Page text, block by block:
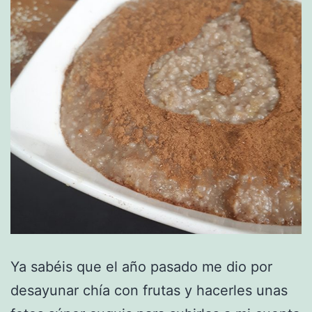
Ya sabéis que el año pasado me dio por
desayunar chía con frutas y hacerles unas